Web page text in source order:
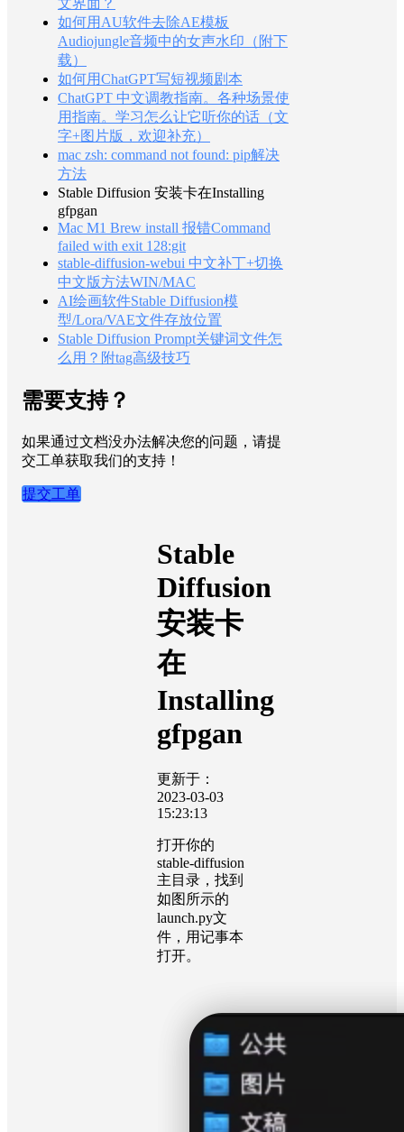
如何用AU软件去除AE模板
Audiojungle音频中的女声水印（附下
载）
如何用ChatGPT写短视频剧本
ChatGPT 中文调教指南。各种场景使
用指南。学习怎么让它听你的话（文
字+图片版，欢迎补充）
mac zsh: command not found: pip解决
方法
Stable Diffusion 安装卡在Installing
gfpgan
Mac M1 Brew install 报错Command
failed with exit 128:git
stable-diffusion-webui 中文补丁+切换
中文版方法WIN/MAC
AI绘画软件Stable Diffusion模
型/Lora/VAE文件存放位置
Stable Diffusion Prompt关键词文件怎
么用？附tag高级技巧
需要支持？
如果通过文档没办法解决您的问题，请提
交工单获取我们的支持！
提交工单
Stable
Diffusion
安装卡
在
Installing
gfpgan
更新于：
2023-03-03
15:23:13
打开你的
stable-diffusion
主目录，找到
如图所示的
launch.py文
件，用记事本
打开。